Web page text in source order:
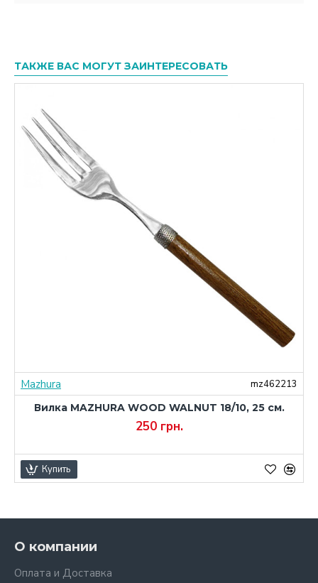
ТАКЖЕ ВАС МОГУТ ЗАИНТЕРЕСОВАТЬ
Mazhura
mz462213
Вилка MAZHURA WOOD WALNUT 18/10, 25 см.
250 грн.
Купить
О компании
Оплата и Доставка